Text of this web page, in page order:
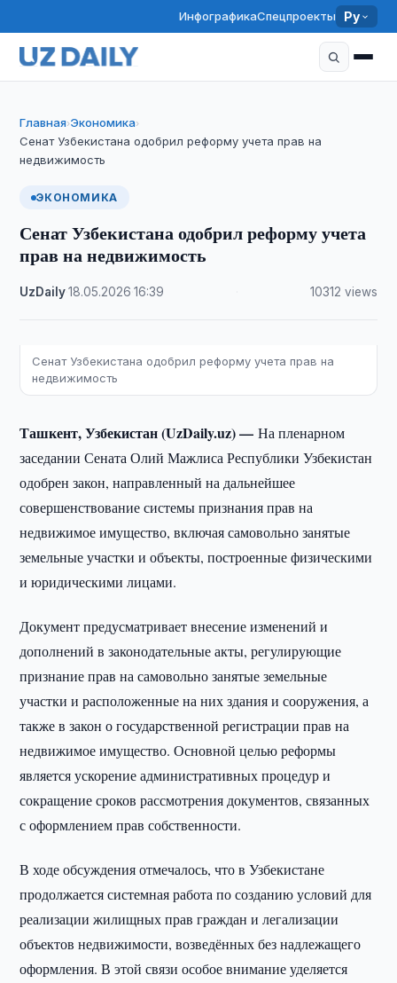
ИнфографикаСпецпроекты Ру
Главная›Экономика›
Сенат Узбекистана одобрил реформу учета прав на
недвижимость
ЭКОНОМИКА
Сенат Узбекистана одобрил реформу учета
прав на недвижимость
UzDaily·18.05.2026 ·16:39 10312 views
Сенат Узбекистана одобрил реформу учета прав на
недвижимость
Ташкент, Узбекистан (UzDaily.uz) —На пленарном
заседании Сената Олий Мажлиса Республики Узбекистан
одобрен закон, направленный на дальнейшее
совершенствование системы признания прав на
недвижимое имущество, включая самовольно занятые
земельные участки и объекты, построенные физическими
и юридическими лицами.
Документ предусматривает внесение изменений и
дополнений в законодательные акты, регулирующие
признание прав на самовольно занятые земельные
участки и расположенные на них здания и сооружения, а
также в закон о государственной регистрации прав на
недвижимое имущество. Основной целью реформы
является ускорение административных процедур и
сокращение сроков рассмотрения документов, связанных
с оформлением прав собственности.
В ходе обсуждения отмечалось, что в Узбекистане
продолжается системная работа по созданию условий для
реализации жилищных прав граждан и легализации
объектов недвижимости, возведённых без надлежащего
оформления. В этой связи особое внимание уделяется